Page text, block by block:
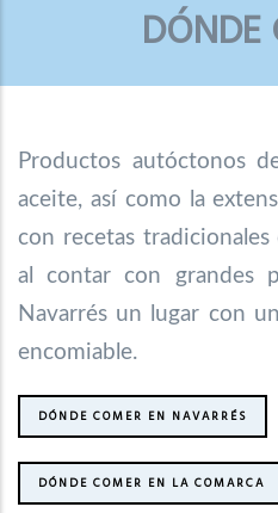
DÓNDE
Productos autóctonos
aceite, así como la
con recetas
al contar con grandes
Navarrés un lugar con
encomiable.
DÓNDE COMER EN NAVARRÉS
DÓNDE COMER EN LA COMARCA